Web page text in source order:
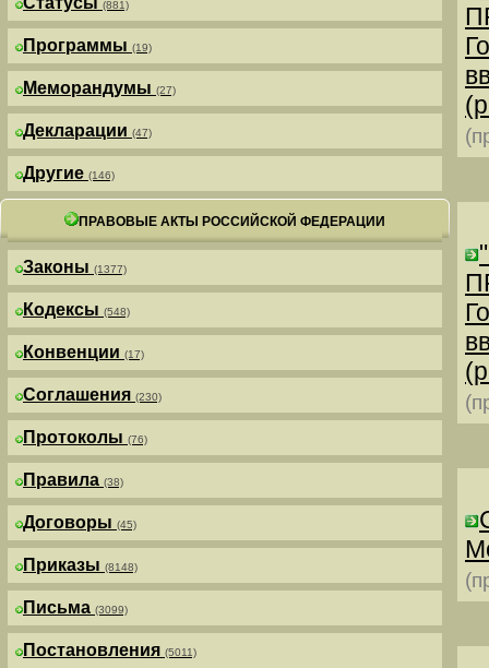
(881)
Программы (19)
Меморандумы (27)
Декларации (47)
Другие (146)
ПРАВОВЫЕ АКТЫ РОССИЙСКОЙ ФЕДЕРАЦИИ
Законы (1377)
Кодексы (548)
Конвенции (17)
Соглашения (230)
Протоколы (76)
Правила (38)
Договоры (45)
Приказы (8148)
Письма (3099)
Постановления (5011)